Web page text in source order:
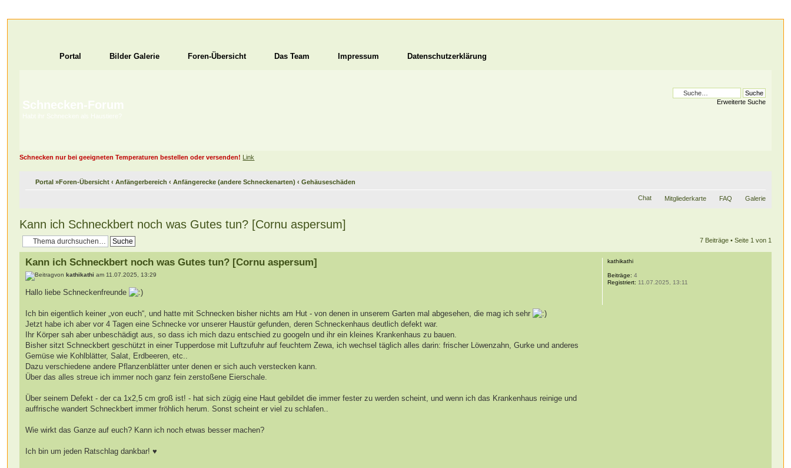
Portal Bilder Galerie Foren-Übersicht Das Team Impressum Datenschutzerklärung
Schnecken-Forum
Habt ihr Schnecken als Haustiere?
Erweiterte Suche
Schnecken nur bei geeigneten Temperaturen bestellen oder versenden! Link
Portal »Foren-Übersicht ‹ Anfängerbereich ‹ Anfängerecke (andere Schneckenarten) ‹ Gehäuseschäden
Chat Mitgliederkarte FAQ Galerie
Kann ich Schneckbert noch was Gutes tun? [Cornu aspersum]
7 Beiträge • Seite 1 von 1
Kann ich Schneckbert noch was Gutes tun? [Cornu aspersum]
vonkathikathi am 11.07.2025, 13:29
Hallo liebe Schneckenfreunde
Ich bin eigentlich keiner „von euch“, und hatte mit Schnecken bisher nichts am Hut - von denen in unserem Garten mal abgesehen, die mag ich sehr
Jetzt habe ich aber vor 4 Tagen eine Schnecke vor unserer Haustür gefunden, deren Schneckenhaus deutlich defekt war.
Ihr Körper sah aber unbeschädigt aus, so dass ich mich dazu entschied zu googeln und ihr ein kleines Krankenhaus zu bauen.
Bisher sitzt Schneckbert geschützt in einer Tupperdose mit Luftzufuhr auf feuchtem Zewa, ich wechsel täglich alles darin: frischer Löwenzahn, Gurke und anderes
Gemüse wie Kohlblätter, Salat, Erdbeeren, etc..
Dazu verschiedene andere Pflanzenblätter unter denen er sich auch verstecken kann.
Über das alles streue ich immer noch ganz fein zerstoßene Eierschale.
Über seinem Defekt - der ca 1x2,5 cm groß ist! - hat sich zügig eine Haut gebildet die immer fester zu werden scheint, und wenn ich das Krankenhaus reinige und
auffrische wandert Schneckbert immer fröhlich herum. Sonst scheint er viel zu schlafen..
Wie wirkt das Ganze auf euch? Kann ich noch etwas besser machen?
Ich bin um jeden Ratschlag dankbar! ♥️
kathikathi
Beiträge: 4
Registriert: 11.07.2025, 13:11